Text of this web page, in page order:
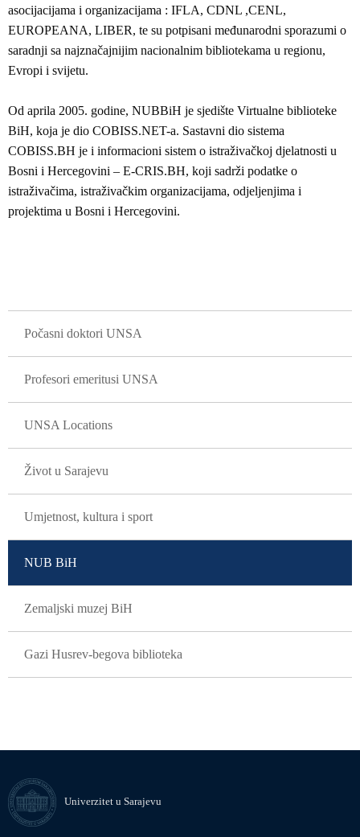
asocijacijama i organizacijama : IFLA, CDNL ,CENL,
EUROPEANA, LIBER, te su potpisani međunarodni sporazumi o
saradnji sa najznačajnijim nacionalnim bibliotekama u regionu,
Evropi i svijetu.
Od aprila 2005. godine, NUBBiH je sjedište Virtualne biblioteke
BiH, koja je dio COBISS.NET-a. Sastavni dio sistema
COBISS.BH je i informacioni sistem o istraživačkoj djelatnosti u
Bosni i Hercegovini – E-CRIS.BH, koji sadrži podatke o
istraživačima, istraživačkim organizacijama, odjeljenjima i
projektima u Bosni i Hercegovini.
Počasni doktori UNSA
Profesori emeritusi UNSA
UNSA Locations
Život u Sarajevu
Umjetnost, kultura i sport
NUB BiH
Zemaljski muzej BiH
Gazi Husrev-begova biblioteka
Univerzitet u Sarajevu